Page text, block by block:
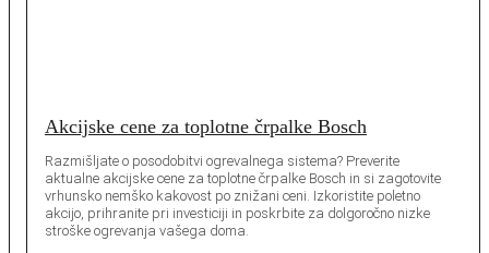
Akcijske cene za toplotne črpalke Bosch
Razmišljate o posodobitvi ogrevalnega sistema? Preverite
aktualne akcijske cene za toplotne črpalke Bosch in si zagotovite
vrhunsko nemško kakovost po znižani ceni. Izkoristite poletno
akcijo, prihranite pri investiciji in poskrbite za dolgoročno nizke
stroške ogrevanja vašega doma.